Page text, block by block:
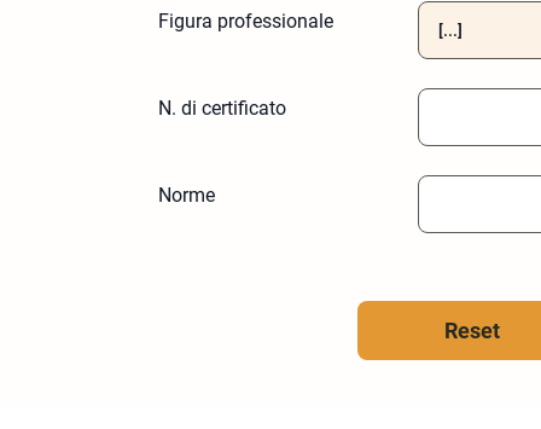
Figura professionale
N. di certificato
Norme
Reset